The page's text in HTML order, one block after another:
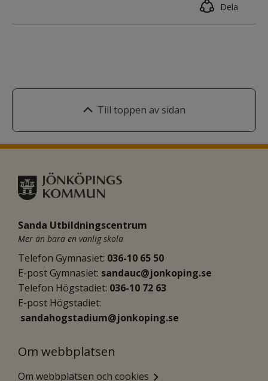
Dela
Till toppen av sidan
Sanda Utbildningscentrum
Mer än bara en vanlig skola
Telefon Gymnasiet: 036-10 65 50
E-post Gymnasiet: sandauc@jonkoping.se
Telefon Högstadiet: 036-10 72 63
E-post Högstadiet:
sandahogstadium@jonkoping.se
Om webbplatsen
Om webbplatsen och cookies